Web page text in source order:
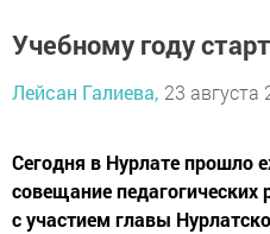
Учебному году
Лейсан Галиева, 23 августа
Сегодня в Нурлате прошло
совещание
с участием главы